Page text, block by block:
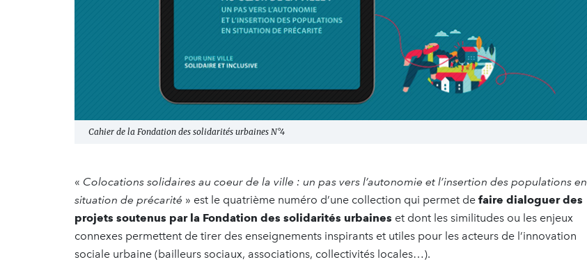
Cahier de la Fondation des solidarités urbaines N°4
« Colocations solidaires au coeur de la ville : un pas vers l’autonomie et l’insertion des populations en
situation de précarité » est le quatrième numéro d’une collection qui permet de faire dialoguer des
projets soutenus par la Fondation des solidarités urbaines et dont les similitudes ou les enjeux
connexes permettent de tirer des enseignements inspirants et utiles pour les acteurs de l’innovation
sociale urbaine (bailleurs sociaux, associations, collectivités locales…).